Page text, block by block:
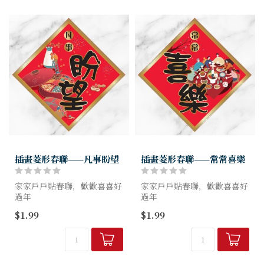
插畫菱形春聯——凡事盼望
家家戶戶貼春聯，歡歡喜喜好
過年
傳遞神的滿滿祝福
紙質:映畫170P雙面彩印
$1.99
插畫菱形春聯——常常喜樂
家家戶戶貼春聯，歡歡喜喜好
過年
傳遞神的滿滿祝福
紙質:映畫170P雙面彩印
$1.99